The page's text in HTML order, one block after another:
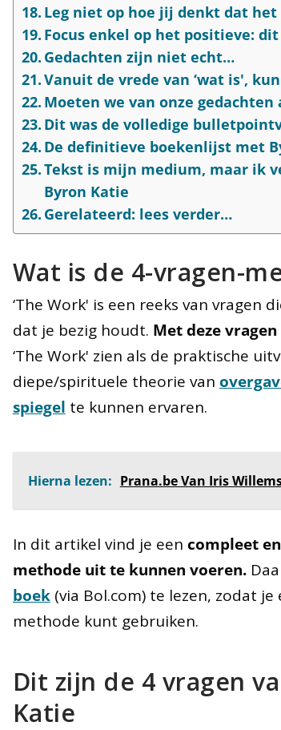
Leg niet op hoe jij denkt dat
Focus enkel op het positieve:
Gedachten zijn niet echt…
Vanuit de vrede van ‘wat is',
Moeten we van onze gedachten
Dit was de volledige
De definitieve boekenlijst met
Tekst is mijn medium, maar ik
Byron Katie
Gerelateerd: lees verder…
Wat is de 4-vragen-
‘The Work' is een reeks van vragen
dat je bezig houdt. Met deze
‘The Work' zien als de praktische
diepe/spirituele theorie van
spiegel te kunnen ervaren.
Hierna lezen: Prana.be Van Iris
In dit artikel vind je een compleet
methode uit te kunnen voeren.
boek(via Bol.com) te lezen, zodat
methode kunt gebruiken.
Dit zijn de 4 vragen
Katie